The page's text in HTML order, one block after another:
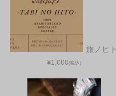
旅ノヒト
¥1,000(税込)